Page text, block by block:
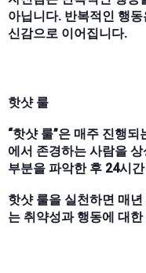
아닙니다. 반복적인 행
신감으로 이어집니다.
핫샷 룰
“핫샷 룰”은 매주 진행
에서 존경하는 사람을
부분을 파악한 후 24시
핫샷 룰을 실천하면 매
는 취약성과 행동에 대